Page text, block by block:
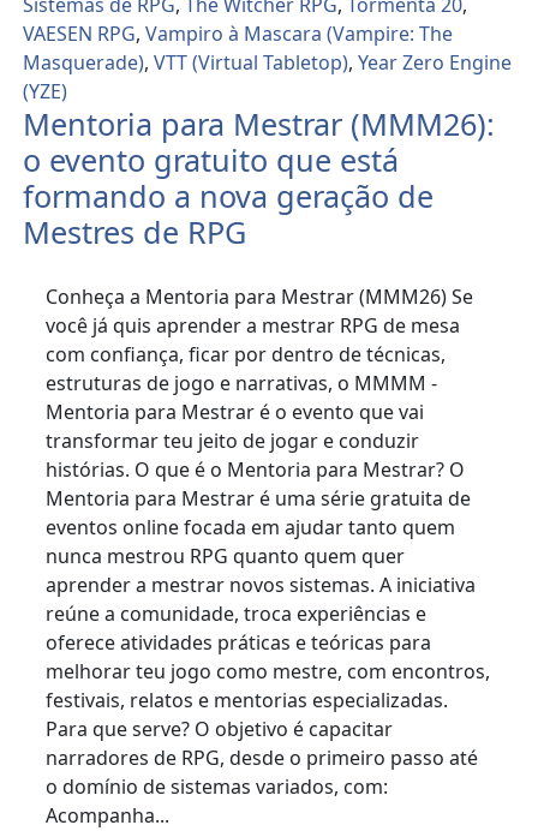
VAESEN RPG,Vampiro à Mascara (Vampire: The
Masquerade),VTT (Virtual Tabletop),Year Zero Engine
(YZE)
Mentoria para Mestrar (MMM26):
o evento gratuito que está
formando a nova geração de
Mestres de RPG
Conheça a Mentoria para Mestrar (MMM26) Se
você já quis aprender a mestrar RPG de mesa
com confiança, ficar por dentro de técnicas,
estruturas de jogo e narrativas, o MMMM -
Mentoria para Mestrar é o evento que vai
transformar teu jeito de jogar e conduzir
histórias. O que é o Mentoria para Mestrar? O
Mentoria para Mestrar é uma série gratuita de
eventos online focada em ajudar tanto quem
nunca mestrou RPG quanto quem quer
aprender a mestrar novos sistemas. A iniciativa
reúne a comunidade, troca experiências e
oferece atividades práticas e teóricas para
melhorar teu jogo como mestre, com encontros,
festivais, relatos e mentorias especializadas.
Para que serve? O objetivo é capacitar
narradores de RPG, desde o primeiro passo até
o domínio de sistemas variados, com:
Acompanha...